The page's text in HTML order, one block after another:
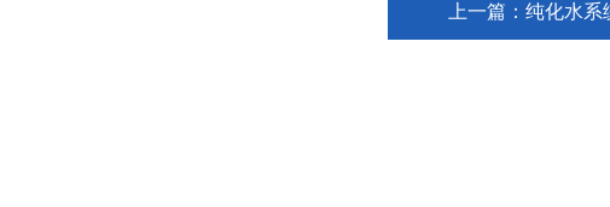
上一篇： 纯化水系